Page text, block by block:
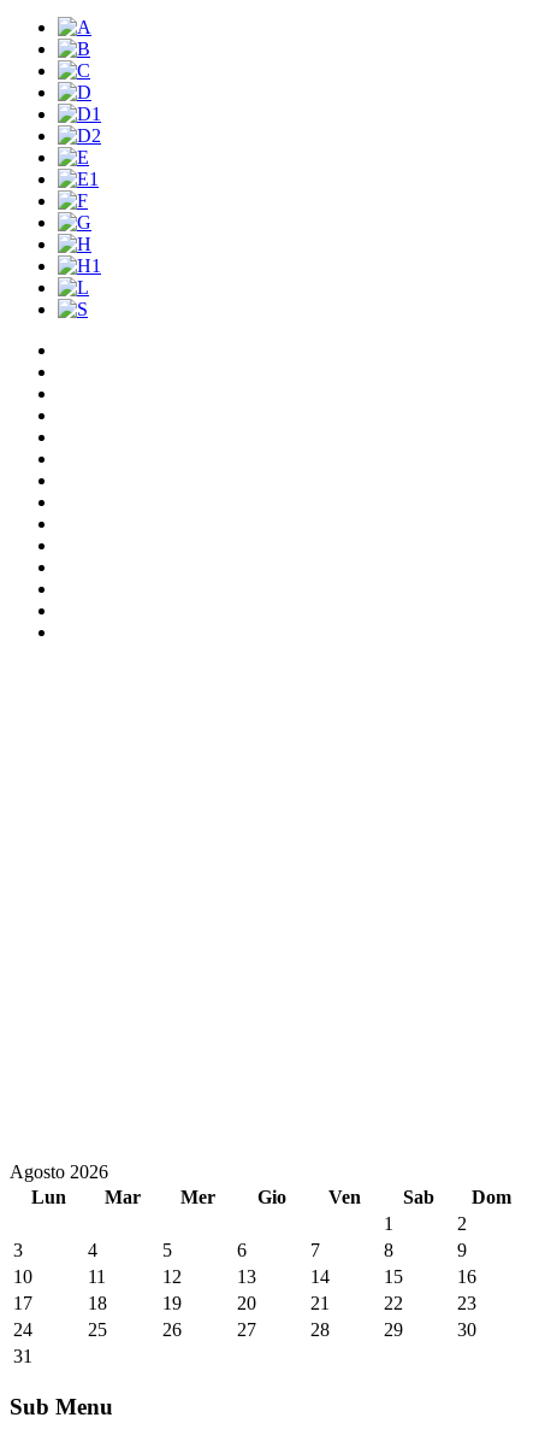
Agosto 2026
Lun
Mar Mer Gio Ven Sab
Dom
1
2
3
4 5 6 7 8
9
10
11 12 13 14 15
16
17
18 19 20 21 22
23
24
25 26 27 28 29
30
31
Sub Menu